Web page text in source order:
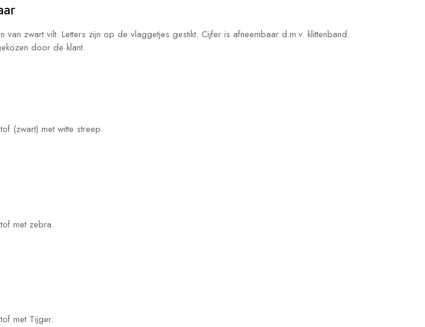
van zwart vilt. Letters zijn op de vlaggetjes gestikt. Cijfer is afneembaar d.m.v. klittenband.
door de klant.
(zwart) met witte streep.
met zebra.
met Tijger.